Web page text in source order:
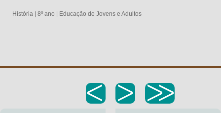
História 8º ano Educação de Jovens e Adultos
< > >>